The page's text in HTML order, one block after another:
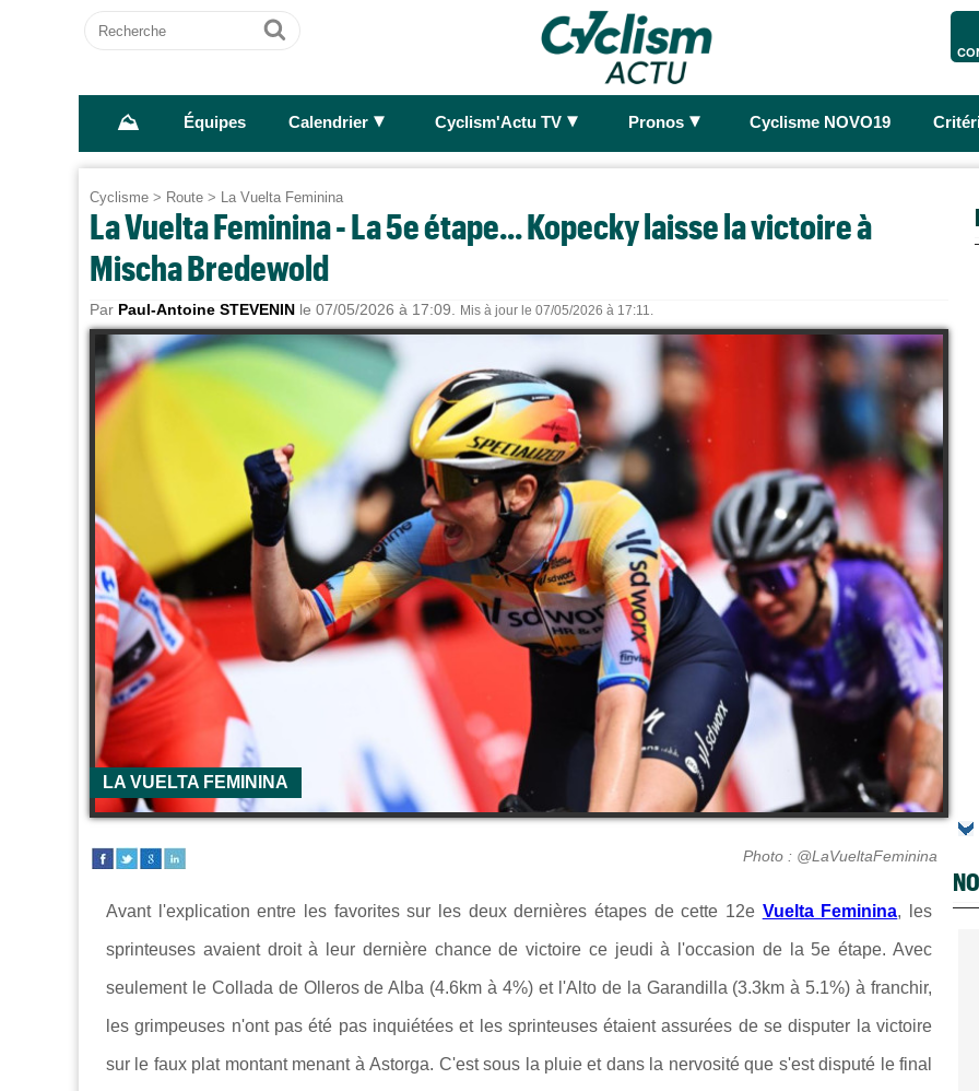
Recherche
Ok
⛰ Équipes Calendrier ► Cyclism'Actu TV ► Pronos ► Cyclisme NOVO19
Cyclisme > Route > La Vuelta Feminina
La Vuelta Feminina - La 5e étape... Kopecky laisse la victoire à
Mischa Bredewold
Par Paul-Antoine STEVENIN le 07/05/2026 à 17:09. Mis à jour le 07/05/2026 à 17:11.
LA VUELTA FEMININA
Photo : @LaVueltaFeminina
Avant l'explication entre les favorites sur les deux dernières étapes de cette 12e Vuelta Feminina, les
sprinteuses avaient droit à leur dernière chance de victoire ce jeudi à l'occasion de la 5e étape. Avec
seulement le Collada de Olleros de Alba (4.6km à 4%) et l'Alto de la Garandilla (3.3km à 5.1%) à franchir,
les grimpeuses n'ont pas été pas inquiétées et les sprinteuses étaient assurées de se disputer la victoire
sur le faux plat montant menant à Astorga. C'est sous la pluie et dans la nervosité que s'est disputé le final